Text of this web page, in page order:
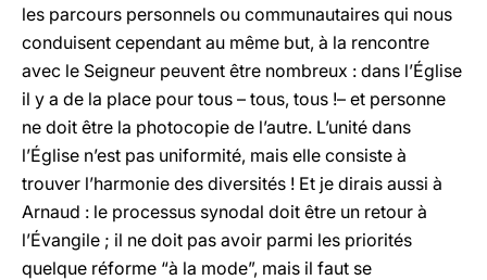
les parcours personnels ou communautaires qui nous
conduisent cependant au même but, à la rencontre
avec le Seigneur peuvent être nombreux : dans l’Église
il y a de la place pour tous – tous, tous !­– et personne
ne doit être la photocopie de l’autre. L’unité dans
l’Église n’est pas uniformité, mais elle consiste à
trouver l’harmonie des diversités ! Et je dirais aussi à
Arnaud : le processus synodal doit être un retour à
l’Évangile ; il ne doit pas avoir parmi les priorités
quelque réforme “à la mode”, mais il faut se